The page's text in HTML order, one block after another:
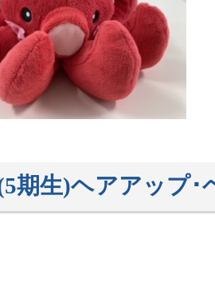
期生)ヘアアップ･